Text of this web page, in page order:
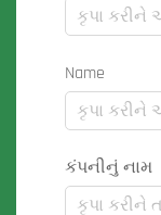
Name
કંપનીનું નામ